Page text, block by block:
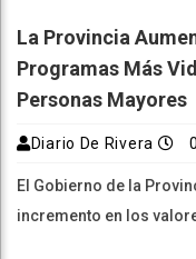
La Provincia
Programas Más
Personas Mayores
Diario De Rivera
El Gobierno de la
incremento en los